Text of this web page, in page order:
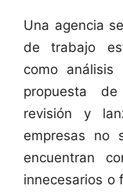
Una agencia
de trabajo
como análisis
propuesta
revisión y
empresas no
encuentran
innecesarios o